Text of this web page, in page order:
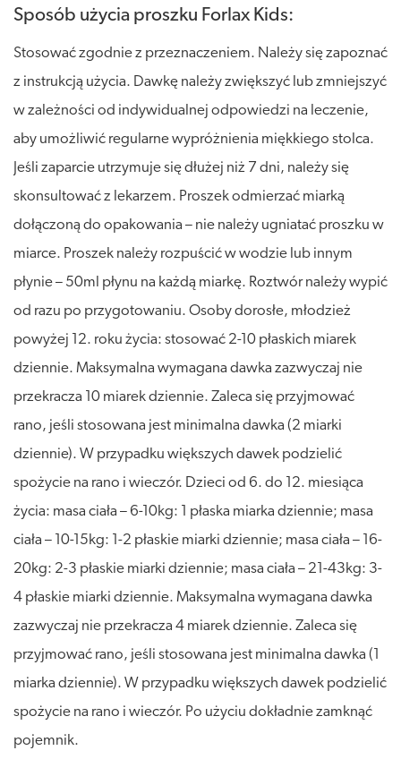
Sposób użycia proszku Forlax Kids:
Stosować zgodnie z przeznaczeniem. Należy się zapoznać
z instrukcją użycia. Dawkę należy zwiększyć lub zmniejszyć
w zależności od indywidualnej odpowiedzi na leczenie,
aby umożliwić regularne wypróżnienia miękkiego stolca.
Jeśli zaparcie utrzymuje się dłużej niż 7 dni, należy się
skonsultować z lekarzem. Proszek odmierzać miarką
dołączoną do opakowania – nie należy ugniatać proszku w
miarce. Proszek należy rozpuścić w wodzie lub innym
płynie – 50ml płynu na każdą miarkę. Roztwór należy wypić
od razu po przygotowaniu. Osoby dorosłe, młodzież
powyżej 12. roku życia: stosować 2-10 płaskich miarek
dziennie. Maksymalna wymagana dawka zazwyczaj nie
przekracza 10 miarek dziennie. Zaleca się przyjmować
rano, jeśli stosowana jest minimalna dawka (2 miarki
dziennie). W przypadku większych dawek podzielić
spożycie na rano i wieczór. Dzieci od 6. do 12. miesiąca
życia: masa ciała – 6-10kg: 1 płaska miarka dziennie; masa
ciała – 10-15kg: 1-2 płaskie miarki dziennie; masa ciała – 16-
20kg: 2-3 płaskie miarki dziennie; masa ciała – 21-43kg: 3-
4 płaskie miarki dziennie. Maksymalna wymagana dawka
zazwyczaj nie przekracza 4 miarek dziennie. Zaleca się
przyjmować rano, jeśli stosowana jest minimalna dawka (1
miarka dziennie). W przypadku większych dawek podzielić
spożycie na rano i wieczór. Po użyciu dokładnie zamknąć
pojemnik.